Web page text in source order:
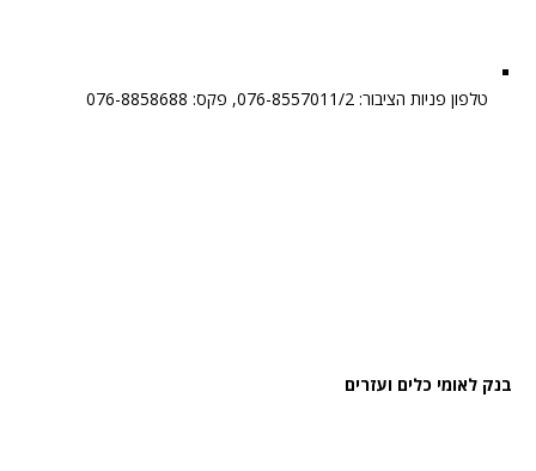
טלפון פניות הציבור: 076-8557011/2, פקס: 076-8858688
בנק לאומי כלים ועזרים